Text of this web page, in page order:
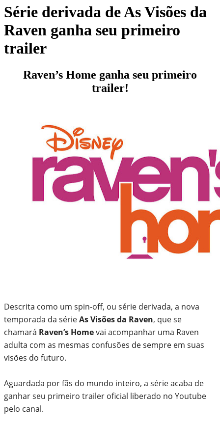
Série derivada de As Visões da
Raven ganha seu primeiro
trailer
Raven’s Home ganha seu primeiro
trailer!
Descrita como um spin-off, ou série derivada, a nova
temporada da sérieAs Visões da Raven, que se
chamará Raven’s Homevai acompanhar uma Raven
adulta com as mesmas confusões de sempre em suas
visões do futuro.
Aguardada por fãs do mundo inteiro, a série acaba de
ganhar seu primeiro trailer oficial liberado no Youtube
pelo canal.